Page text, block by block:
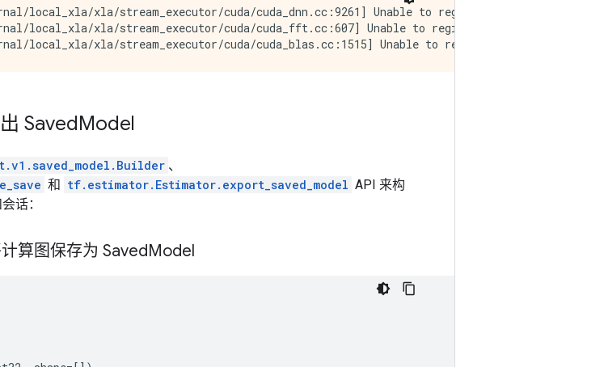
local_xla/xla/stream_executor/cuda/cuda_dnn.cc:9261] Unable to register cuDNN
local_xla/xla/stream_executor/cuda/cuda_fft.cc:607] Unable to register cuFFT factory:
SavedModel
、
和 tf.estimator.Estimator.export_saved_model API 来构
话：
算图保存为 SavedModel